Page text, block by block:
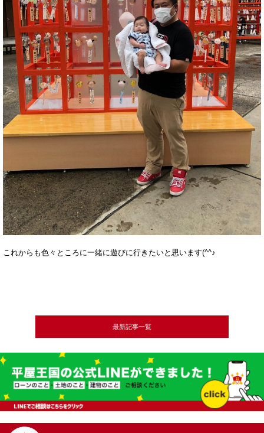
これからも色々ところに一緒に遊びに行きたいと思います(^^♪
最新記事一覧